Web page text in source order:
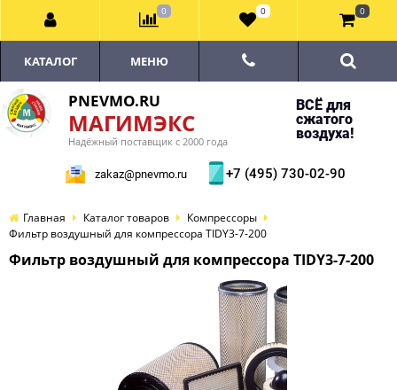
PNEVMO.RU
МАГИМЭКС
Надёжный поставщик с 2000 года
ВСЁ для
сжатого
воздуха!
zakaz@pnevmo.ru +7 (495) 730-02-90
КАТАЛОГ МЕНЮ
Главная Каталог товаров
Компрессоры
Фильтр воздушный для компрессора TIDY3-7-200
Фильтр воздушный для компрессора TIDY3-7-200
0 0 0